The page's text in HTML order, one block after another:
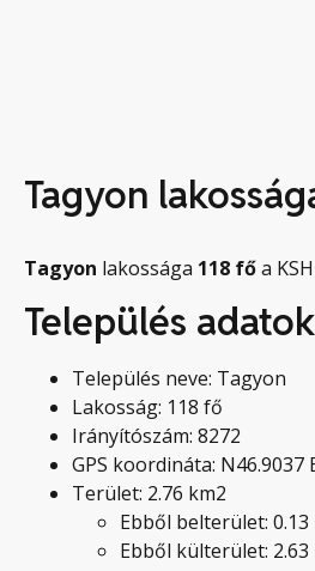
Tagyon
Tagyon lakossága 118 főa
Település adatok
Település neve: Tagyon
Lakosság: 118 fő
Irányítószám: 8272
GPS koordináta: N46.9037
Terület: 2.76 km2
Ebből belterület: 0.13
Ebből külterület: 2.63